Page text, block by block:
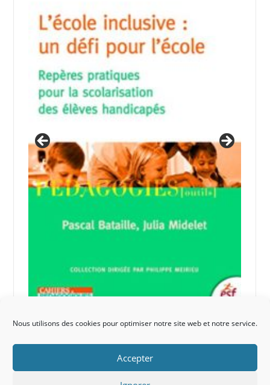
Nous utilisons des cookies pour optimiser notre site web et notre service.
Accepter